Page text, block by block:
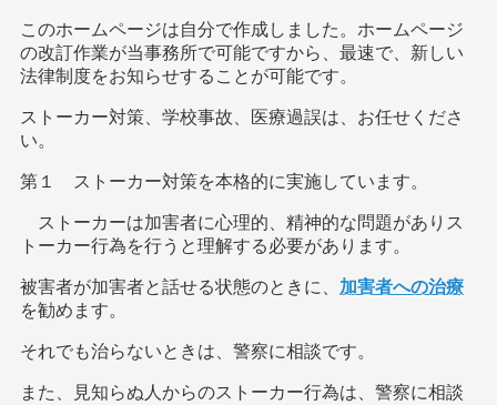
このホームページは自分で作成しました。ホームページ
の改訂作業が当事務所で可能ですから、最速で、新しい
法律制度をお知らせすることが可能です。
ストーカー対策、学校事故、医療過誤は、お任せくださ
い。
第１ ストーカー対策を本格的に実施しています。
ストーカーは加害者に心理的、精神的な問題がありス
トーカー行為を行うと理解する必要があります。
被害者が加害者と話せる状態のときに、 加害者への治療
を勧めます。
それでも治らないときは、警察に相談です。
また、見知らぬ人からのストーカー行為は、警察に相談